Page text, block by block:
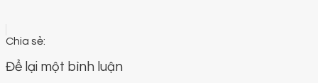
Để lại một bình luận